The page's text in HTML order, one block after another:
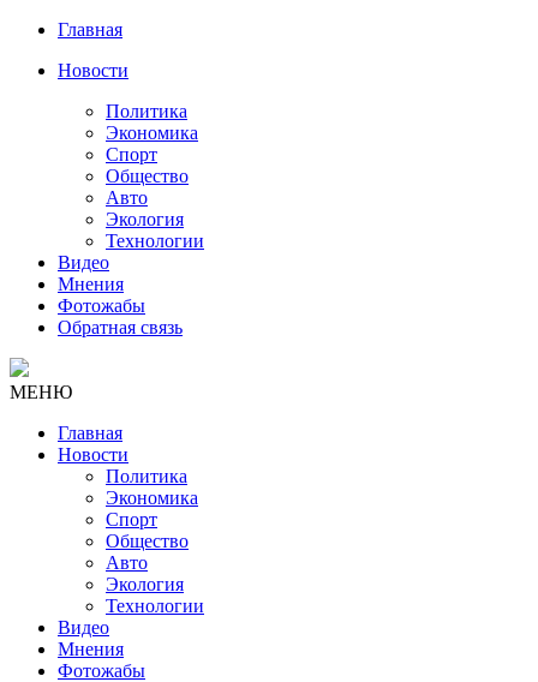
Главная
Новости
Политика
Экономика
Спорт
Общество
Авто
Экология
Технологии
Видео
Мнения
Фотожабы
Обратная связь
МЕНЮ
Главная
Новости
Политика
Экономика
Спорт
Общество
Авто
Экология
Технологии
Видео
Мнения
Фотожабы